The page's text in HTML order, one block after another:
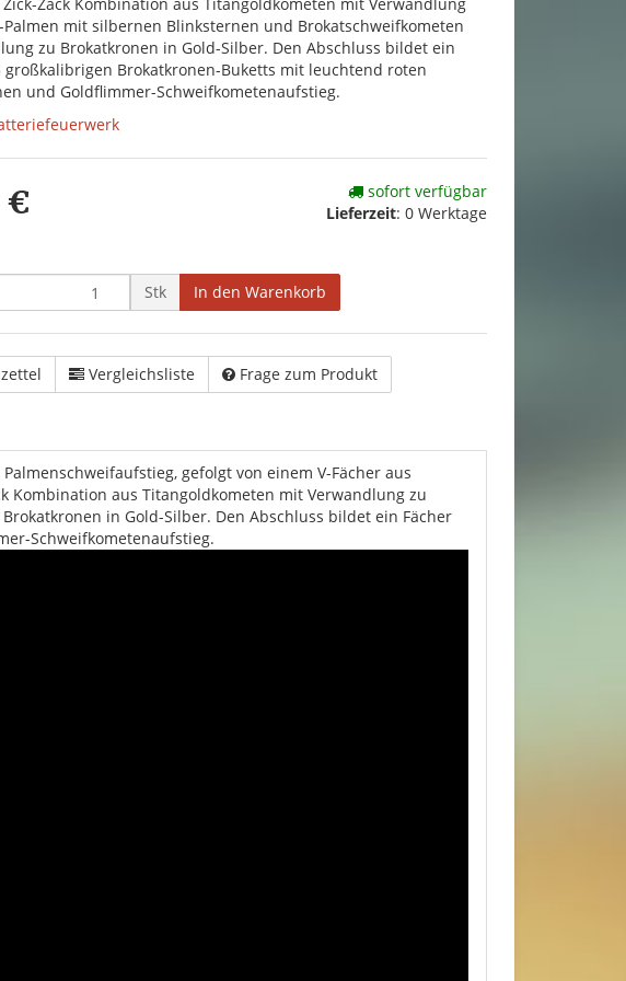
mit silbernen Blinksternen und Brokatschweifkometen
zu Brokatkronen in Gold-Silber. Den Abschluss bildet ein
großkalibrigen Brokatkronen-Buketts mit leuchtend roten
und Goldflimmer-Schweifkometenaufstieg.
€
sofort verfügbar
Lieferzeit: 0 Werktage
Stk In den Warenkorb
Vergleichsliste Frage zum Produkt
gefolgt von einem V-Fächer aus
Kombination aus Titangoldkometen mit Verwandlung zu
in Gold-Silber. Den Abschluss bildet ein Fächer
Schweifkometenaufstieg.